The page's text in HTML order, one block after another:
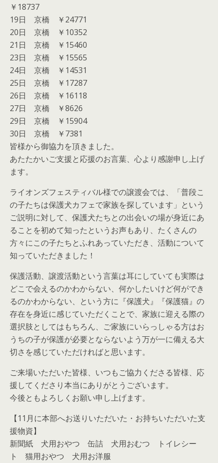
￥18737
19日 京橋 ￥24771
20日 京橋 ￥10352
21日 京橋 ￥15460
23日 京橋 ￥15565
24日 京橋 ￥14531
25日 京橋 ￥17287
26日 京橋 ￥16118
27日 京橋 ￥8626
29日 京橋 ￥15904
30日 京橋 ￥7381
皆様から御協力を頂きました。
あたたかいご支援と応援のお言葉、心より感謝申し上げ
ます。
ライオンズフェスティバル様での譲渡会では、「普段こ
の子たちは保護犬カフェで家族を探しています」という
ご説明に対して、保護犬たちとの出会いの場が身近にあ
ることを初めて知ったというお声もあり、たくさんの
方々にこの子たちとふれあっていただき、活動について
知っていただきました！
保護活動、譲渡活動という言葉は耳にしていても実際は
どこで会えるのかわからない、何かしたいけど何ができ
るのかわからない、という方に『保護犬』『保護猫』の
存在を身近に感じていただくことで、家族に迎える際の
選択肢としてはもちろん、ご家族にいらっしゃる方はお
うちの子が保護が必要とならないよう万が一に備える大
切さを感じていただければと思います。
ご来場いただいた皆様、いつもご協力くださる皆様、応
援してくださり本当にありがとうございます。
今後ともよろしくお願い申し上げます。
【11月に本部へお送りいただいた・お持ちいただいた支
援物資】
新聞紙 犬用おやつ 缶詰 犬用おむつ トイレシー
ト 猫用おやつ 犬用お洋服